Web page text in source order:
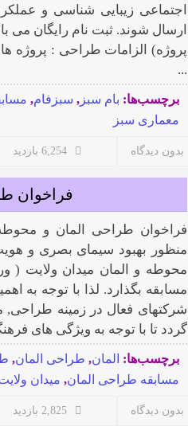
اﺟﺘﻤﺎﻋﻰ زﯾﺒﺎﯾﻰ ﺷﻨﺎﺳﻰ و
ارﺳﺎل ﺷﻮﻧﺪ. ثبت نام رایگان می
ﭘﺮوژه) اﻟﺰاﻣﺎت ﻃﺮاﺣﻰ : پروژه
...
برچسب‌ها: بام سبز, سبزفام,
معماری سبز
بدون دیدگاه 6,254 بازدید
فراخوان
فراخوان طراحی المان و
منظور بهبود سیمای بصری و
محوطه و المان میدان ولایت (
مسابقه بگذارد. لذا با توجه به
شرکتهای فعال در زمینه طراحی,
گردد تا با توجه به ویژگی های
برچسب‌ها: المان, طراحی المان,
مسابقه طراحی المان, میدان
بدون دیدگاه 2,825 بازدید